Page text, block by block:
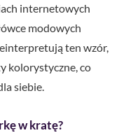
internetowych
modowych
ten wzór,
kolorystyczne, co
siebie.
w kratę?